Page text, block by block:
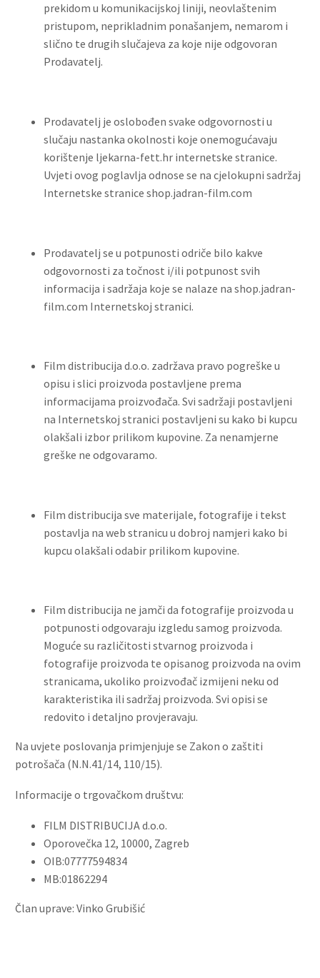
prekidom u komunikacijskoj liniji, neovlaštenim
pristupom, neprikladnim ponašanjem, nemarom i
slično te drugih slučajeva za koje nije odgovoran
Prodavatelj.
Prodavatelj je oslobođen svake odgovornosti u
slučaju nastanka okolnosti koje onemogućavaju
korištenje ljekarna-fett.hr internetske stranice.
Uvjeti ovog poglavlja odnose se na cjelokupni sadržaj
Internetske stranice shop.jadran-film.com
Prodavatelj se u potpunosti odriče bilo kakve
odgovornosti za točnost i/ili potpunost svih
informacija i sadržaja koje se nalaze na shop.jadran-
film.com Internetskoj stranici.
Film distribucija d.o.o. zadržava pravo pogreške u
opisu i slici proizvoda postavljene prema
informacijama proizvođača. Svi sadržaji postavljeni
na Internetskoj stranici postavljeni su kako bi kupcu
olakšali izbor prilikom kupovine. Za nenamjerne
greške ne odgovaramo.
Film distribucija sve materijale, fotografije i tekst
postavlja na web stranicu u dobroj namjeri kako bi
kupcu olakšali odabir prilikom kupovine.
Film distribucija ne jamči da fotografije proizvoda u
potpunosti odgovaraju izgledu samog proizvoda.
Moguće su različitosti stvarnog proizvoda i
fotografije proizvoda te opisanog proizvoda na ovim
stranicama, ukoliko proizvođač izmijeni neku od
karakteristika ili sadržaj proizvoda. Svi opisi se
redovito i detaljno provjeravaju.
Na uvjete poslovanja primjenjuje se Zakon o zaštiti
potrošača (N.N.41/14, 110/15).
Informacije o trgovačkom društvu:
FILM DISTRIBUCIJA d.o.o.
Oporovečka 12, 10000, Zagreb
OIB:07777594834
MB:01862294
Član uprave: Vinko Grubišić